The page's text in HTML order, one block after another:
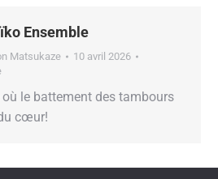
Ensemble
Matsukaze
10 avril 2026
où le battement des tambours
cœur!